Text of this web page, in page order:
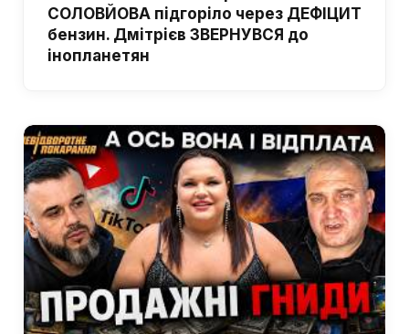
СОЛОВЙОВА підгоріло через ДЕФІЦИТ
бензин. Дмітрієв ЗВЕРНУВСЯ до
інопланетян